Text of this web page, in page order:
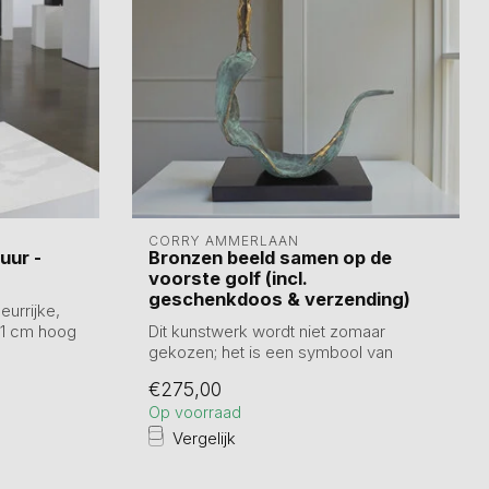
-
cm hoog
CORRY AMMERLAAN
Bronzen beeld samen op de
voorste golf (incl.
geschenkdoos & verzending)
Dit kunstwerk wordt niet zomaar
gekozen; het is een symbool van
€275,00
Op voorraad
Vergelijk